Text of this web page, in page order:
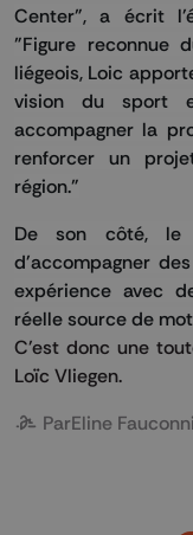
Center", a écrit
"Figure reconnue
liégeois, Loic
vision du sport
accompagner la
renforcer un
région."
De son côté, le
d'accompagner
expérience avec
réelle source de
C'est donc une
Loïc Vliegen.
ParEline